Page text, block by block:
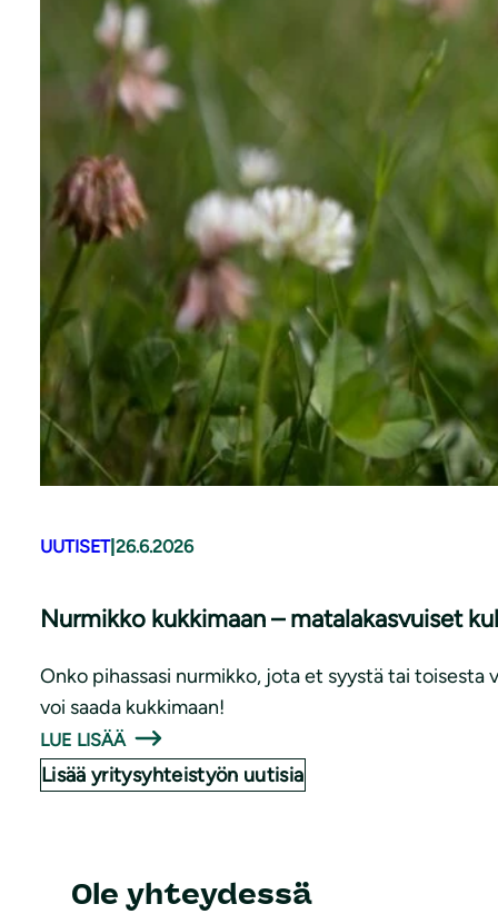
UUTISET| 26.6.2026
Nurmikko kukkimaan – matalakasvuiset
Onko pihassasi nurmikko, jota et syystä tai
voi saada kukkimaan!
LUE LISÄÄ
Lisää yritysyhteistyön uutisia
Ole yhteydessä